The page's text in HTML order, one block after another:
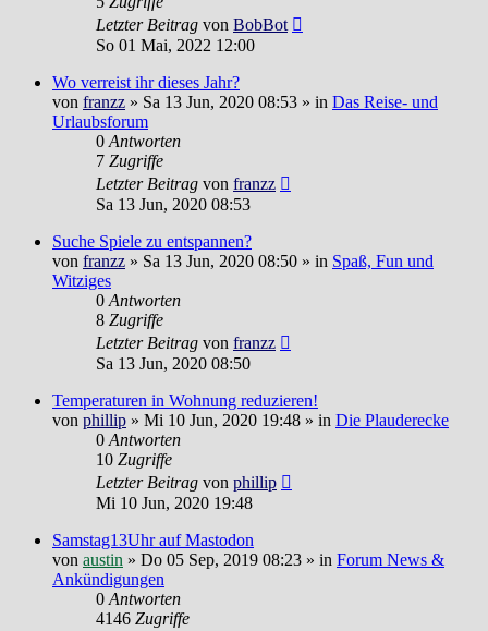
Letzter Beitrag von BobBot
So 01 Mai, 2022 12:00
Wo verreist ihr dieses Jahr?
von franzz » Sa 13 Jun, 2020 08:53 » in Das Reise- und
Urlaubsforum
0Antworten
7 Zugriffe
Letzter Beitrag von franzz
Sa 13 Jun, 2020 08:53
Suche Spiele zu entspannen?
von franzz » Sa 13 Jun, 2020 08:50 » in Spaß, Fun und
Witziges
0Antworten
8 Zugriffe
Letzter Beitrag von franzz
Sa 13 Jun, 2020 08:50
Temperaturen in Wohnung reduzieren!
von phillip » Mi 10 Jun, 2020 19:48 » in Die Plauderecke
0Antworten
10 Zugriffe
Letzter Beitrag von phillip
Mi 10 Jun, 2020 19:48
Samstag13Uhr auf Mastodon
von austin » Do 05 Sep, 2019 08:23 » in Forum News &
Ankündigungen
0Antworten
4146 Zugriffe